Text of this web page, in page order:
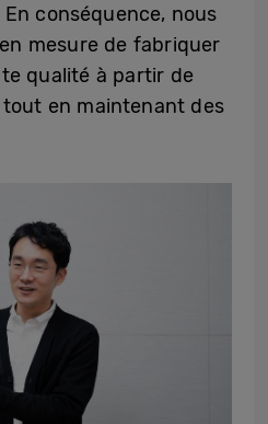
conséquence, nous
mesure de fabriquer
qualité à partir de
en maintenant des